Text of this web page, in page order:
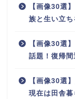
【画像30選
族と生い立ち
【画像30選
話題！復帰間
【画像30選
現在は田舎暮